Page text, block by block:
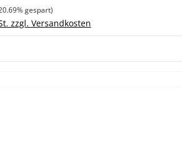
Preis: gespart)
zzgl. Versandkosten